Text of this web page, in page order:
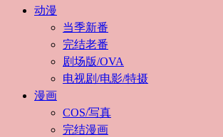
动漫
当季新番
完结老番
剧场版/OVA
电视剧/电影/特摄
漫画
COS/写真
完结漫画